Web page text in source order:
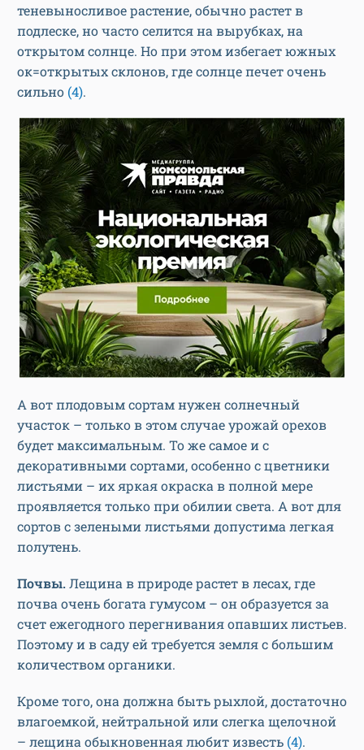
теневыносливое растение, обычно растет в
подлеске, но часто селится на вырубках, на
открытом солнце. Но при этом избегает южных
ок=открытых склонов, где солнце печет очень
сильно (4).
А вот плодовым сортам нужен солнечный
участок – только в этом случае урожай орехов
будет максимальным. То же самое и с
декоративными сортами, особенно с цветники
листьями – их яркая окраска в полной мере
проявляется только при обилии света. А вот для
сортов с зелеными листьями допустима легкая
полутень.
Почвы.Лещина в природе растет в лесах, где
почва очень богата гумусом – он образуется за
счет ежегодного перегнивания опавших листьев.
Поэтому и в саду ей требуется земля с большим
количеством органики.
Кроме того, она должна быть рыхлой, достаточно
влагоемкой, нейтральной или слегка щелочной
– лещина обыкновенная любит известь (4).